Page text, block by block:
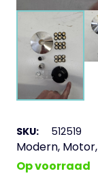
SKU: 512519
Modern, Motor,
Op voorraad